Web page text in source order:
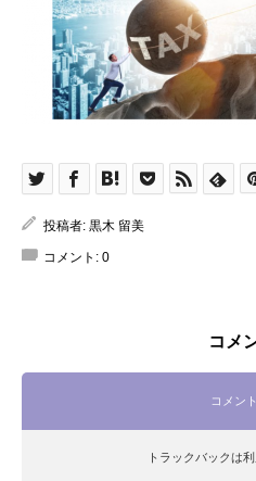
投稿者: 黒木 留美
コメント: 0
コメ
コメン
トラックバックは